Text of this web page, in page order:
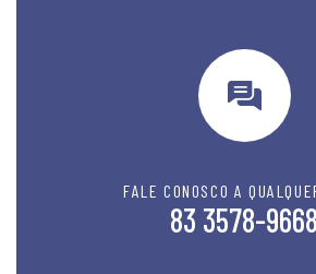
FALE CONOSCO A
83 3578-9668